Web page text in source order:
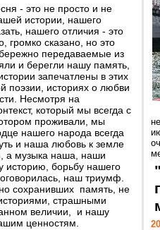
- это не просто и не
истории, нашего
нашего отличия - это
громко сказано, но это
передаваемые из
и берегли нашу память,
запечатлены в этих
поэзии, историях о любви
Несмотря на
который мы всегда с
проживали, мы
нашего народа всегда
и наша любовь к земле
а музыка наша, наши
историю, борьбу нашего
наш триумф.
сохранивших память, не
страшными
величии, и нашу
ценностям.